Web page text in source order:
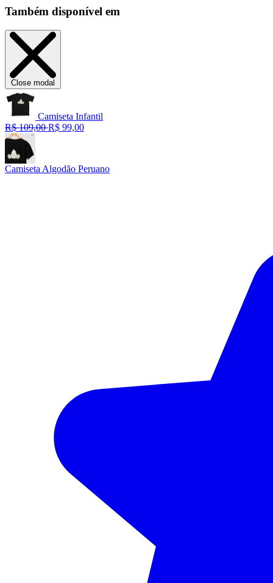
Também disponível em
Close modal
Camiseta Infantil
R$ 109,00 R$ 99,00
Camiseta Algodão Peruano